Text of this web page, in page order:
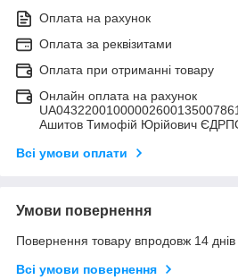
Оплата на рахунок
Оплата за реквізитами
Оплата при отриманні товару
Онлайн оплата на рахунок
Ашитов Тимофій Юрійович
Всі умови оплати
Умови повернення
Повернення товару впродовж 14
Всі умови повернення